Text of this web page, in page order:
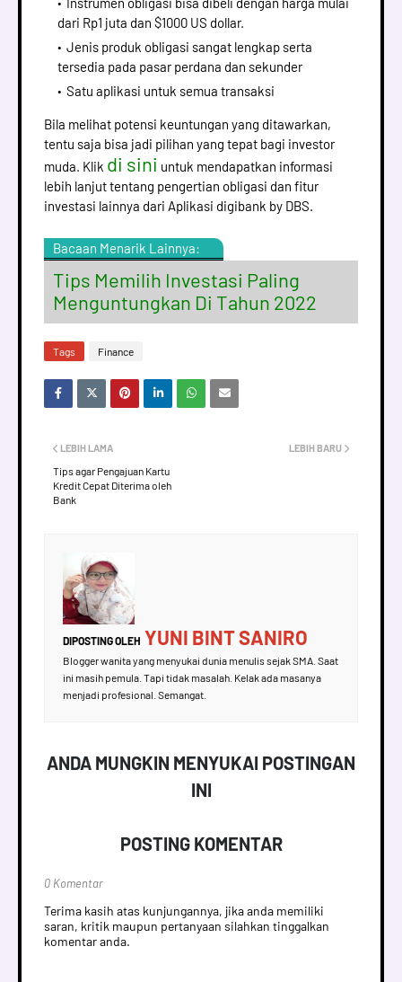
dari Rp1 juta dan $1000 US dollar.
Jenis produk obligasi sangat lengkap serta
tersedia pada pasar perdana dan sekunder
Satu aplikasi untuk semua transaksi
Bila melihat potensi keuntungan yang ditawarkan,
tentu saja bisa jadi pilihan yang tepat bagi investor
muda. Klik di sini untuk mendapatkan informasi
lebih lanjut tentang pengertian obligasi dan fitur
investasi lainnya dari Aplikasi digibank by DBS.
Bacaan Menarik Lainnya:
Tips Memilih Investasi Paling
Menguntungkan Di Tahun 2022
Tags Finance
LEBIH BARU
LEBIH LAMA
Tips agar Pengajuan Kartu
Kredit Cepat Diterima oleh
Bank
DIPOSTING OLEH YUNI BINT SANIRO
Blogger wanita yang menyukai dunia menulis sejak SMA. Saat
ini masih pemula. Tapi tidak masalah. Kelak ada masanya
menjadi profesional. Semangat.
ANDA MUNGKIN MENYUKAI POSTINGAN
INI
POSTING KOMENTAR
0 Komentar
Terima kasih atas kunjungannya, jika anda memiliki
saran, kritik maupun pertanyaan silahkan tinggalkan
komentar anda.